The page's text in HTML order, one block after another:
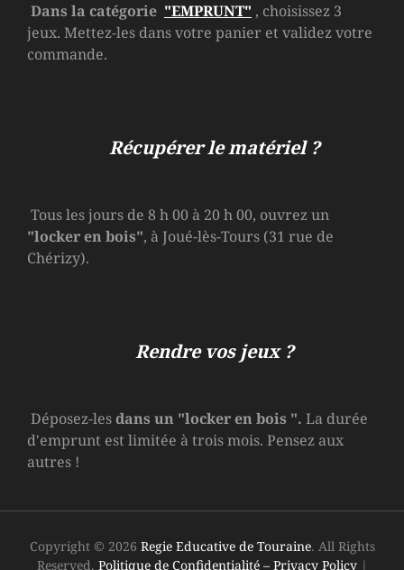
Dans la catégorie "EMPRUNT" , choisissez 3
jeux. Mettez-les dans votre panier et validez votre
commande.
Récupérer le matériel ?
Tous les jours de 8 h 00 à 20 h 00, ouvrez un
"locker en bois", à Joué-lès-Tours (31 rue de
Chérizy).
Rendre vos jeux ?
Déposez-lesdans un "locker en bois ". La durée
d'emprunt est limitée à trois mois. Pensez aux
autres !
Copyright © 2026 Regie Educative de Touraine. All Rights
Reserved. Politique de Confidentialité – Privacy Policy|